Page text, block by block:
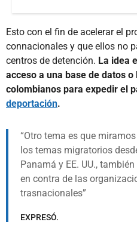
Esto con el fin de acelerar el
connacionales y que ellos no
centros de detención. La idea
acceso a una base de datos
colombianos para expedir el
deportación.
Otro tema es que
los temas migratorios
Panamá y EE. UU.,
en contra de las
trasnacionales
EXPRESÓ.